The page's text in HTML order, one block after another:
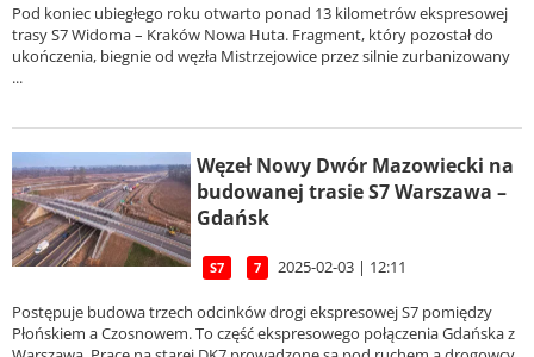
Pod koniec ubiegłego roku otwarto ponad 13 kilometrów ekspresowej
trasy S7 Widoma – Kraków Nowa Huta. Fragment, który pozostał do
ukończenia, biegnie od węzła Mistrzejowice przez silnie zurbanizowany
...
Węzeł Nowy Dwór Mazowiecki na
budowanej trasie S7 Warszawa –
Gdańsk
S7 7 2025-02-03 | 12:11
Postępuje budowa trzech odcinków drogi ekspresowej S7 pomiędzy
Płońskiem a Czosnowem. To część ekspresowego połączenia Gdańska z